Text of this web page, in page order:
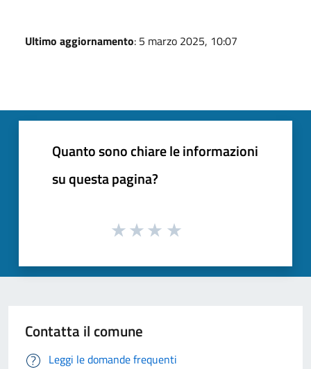
Ultimo aggiornamento: 5 marzo 2025, 10:07
Quanto sono chiare le informazioni
su questa pagina?
Contatta il comune
Leggi le domande frequenti